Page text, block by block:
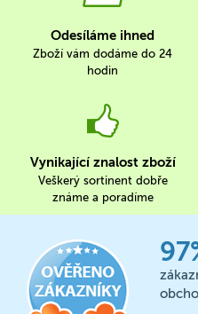
Odesíláme ihned
Zboží vám dodáme do 24
hodin
Vynikající znalost zboží
Veškerý sortinent dobře
známe a poradíme